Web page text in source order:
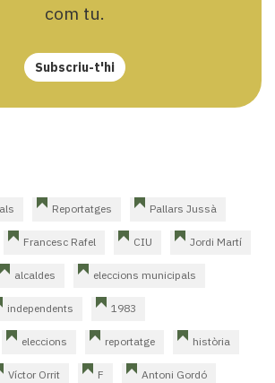
com tu.
Subscriu-t'hi
Reportatges Pallars Jussà
Francesc Rafel CIU Jordi Martí
alcaldes eleccions municipals
independents 1983
eleccions reportatge història
Víctor Orrit F Antoni Gordó